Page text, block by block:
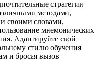
стратегии
методами,
своими словами,
мнемонических
Адаптируйте свой
стилю обучения,
и бросая вызов